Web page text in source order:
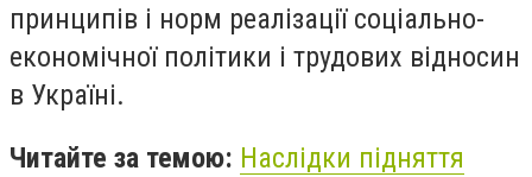
принципів і норм реалізації соціально-
економічної політики і трудових відносин
в Україні.
Читайте за темою: Наслідки підняття